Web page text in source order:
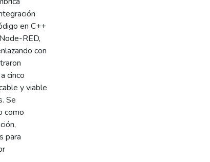
en C++
RED,
con
cinco
y viable
Se
como
para